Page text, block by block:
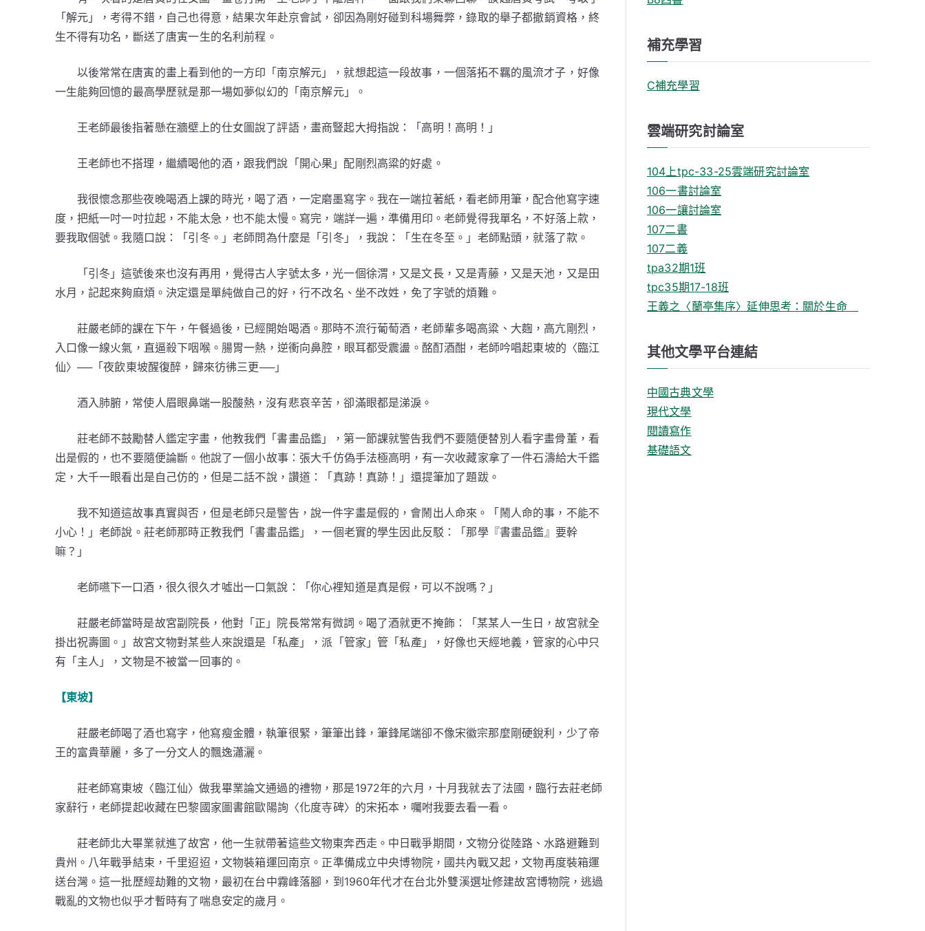
「解元」，考得不錯，自己也得意，結果次年赴京會試，卻因為剛好碰到科場舞弊，錄取的舉子都撤銷資格，終
生不得有功名，斷送了唐寅一生的名利前程。
以後常常在唐寅的畫上看到他的一方印「南京解元」，就想起這一段故事，一個落拓不羈的風流才子，好像
一生能夠回憶的最高學歷就是那一場如夢似幻的「南京解元」。
王老師最後指著懸在牆壁上的仕女圖說了評語，畫商豎起大拇指說：「高明！高明！」
王老師也不搭理，繼續喝他的酒，跟我們說「開心果」配剛烈高粱的好處。
我很懷念那些夜晚喝酒上課的時光，喝了酒，一定磨墨寫字。我在一端拉著紙，看老師用筆，配合他寫字速
度，把紙一吋一吋拉起，不能太急，也不能太慢。寫完，端詳一遍，準備用印。老師覺得我單名，不好落上款，
要我取個號。我隨口說：「引冬。」老師問為什麼是「引冬」，我說：「生在冬至。」老師點頭，就落了款。
「引冬」這號後來也沒有再用，覺得古人字號太多，光一個徐渭，又是文長，又是青藤，又是天池，又是田
水月，記起來夠麻煩。決定還是單純做自己的好，行不改名、坐不改姓，免了字號的煩難。
莊嚴老師的課在下午，午餐過後，已經開始喝酒。那時不流行葡萄酒，老師輩多喝高粱、大麴，高亢剛烈，
入口像一線火氣，直逼殺下咽喉。腸胃一熱，逆衝向鼻腔，眼耳都受震盪。酩酊酒酣，老師吟唱起東坡的〈臨江
仙〉──「夜飲東坡醒復醉，歸來彷彿三更──」
酒入肺腑，常使人眉眼鼻端一股酸熱，沒有悲哀辛苦，卻滿眼都是涕淚。
莊老師不鼓勵替人鑑定字畫，他教我們「書畫品鑑」，第一節課就警告我們不要隨便替別人看字畫骨董，看
出是假的，也不要隨便論斷。他說了一個小故事：張大千仿偽手法極高明，有一次收藏家拿了一件石濤給大千鑑
定，大千一眼看出是自己仿的，但是二話不說，讚道：「真跡！真跡！」還提筆加了題跋。
我不知道這故事真實與否，但是老師只是警告，說一件字畫是假的，會鬧出人命來。「鬧人命的事，不能不
小心！」老師說。莊老師那時正教我們「書畫品鑑」，一個老實的學生因此反駁：「那學『書畫品鑑』要幹
嘛？」
老師嚥下一口酒，很久很久才噓出一口氣說：「你心裡知道是真是假，可以不說嗎？」
莊嚴老師當時是故宮副院長，他對「正」院長常常有微詞。喝了酒就更不掩飾：「某某人一生日，故宮就全
掛出祝壽圖。」故宮文物對某些人來說還是「私產」，派「管家」管「私產」，好像也天經地義，管家的心中只
有「主人」，文物是不被當一回事的。
【東坡】
莊嚴老師喝了酒也寫字，他寫瘦金體，執筆很緊，筆筆出鋒，筆鋒尾端卻不像宋徽宗那麼剛硬銳利，少了帝
王的富貴華麗，多了一分文人的飄逸瀟灑。
莊老師寫東坡〈臨江仙〉做我畢業論文通過的禮物，那是1972年的六月，十月我就去了法國，臨行去莊老師
家辭行，老師提起收藏在巴黎國家圖書館歐陽詢〈化度寺碑〉的宋拓本，囑咐我要去看一看。
莊老師北大畢業就進了故宮，他一生就帶著這些文物東奔西走。中日戰爭期間，文物分從陸路、水路避難到
貴州。八年戰爭結束，千里迢迢，文物裝箱運回南京。正準備成立中央博物院，國共內戰又起，文物再度裝箱運
送台灣。這一批歷經劫難的文物，最初在台中霧峰落腳，到1960年代才在台北外雙溪選址修建故宮博物院，逃過
戰亂的文物也似乎才暫時有了喘息安定的歲月。
補充學習
C補充學習
雲端研究討論室
104上tpc-33-25雲端研究討論室
106一書討論室
106一讓討論室
107二書
107二義
tpa32期1班
tpc35期17-18班
王義之〈蘭亭集序〉延伸思考：關於生命
其他文學平台連結
中國古典文學
現代文學
閱讀寫作
基礎語文